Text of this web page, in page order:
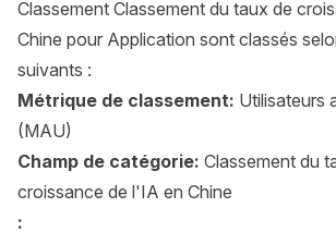
Classement Classement du taux de
Chine pour Application sont classés
suivants :
Métrique de classement: Utilisateurs
(MAU)
Champ de catégorie: Classement du
croissance de l'IA en Chine
: